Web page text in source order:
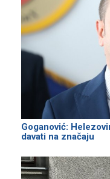
Goganović:
davati na značaju